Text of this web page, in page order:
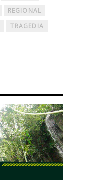
REGIONAL
TRAGEDIA